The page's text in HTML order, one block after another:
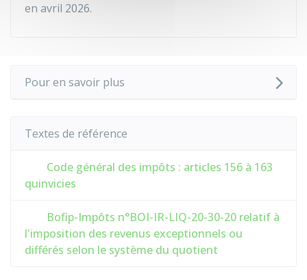
en avril 2026.
Pour en savoir plus
Textes de référence
Code général des impôts : articles 156 à 163
quinvicies
Bofip-Impôts n°BOI-IR-LIQ-20-30-20 relatif à
l'imposition des revenus exceptionnels ou
différés selon le système du quotient